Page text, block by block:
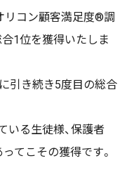
リコン顧客満足度®調
1位を獲得いたしま
引き続き5度目の総合
いる生徒様、保護者
てこその獲得です。